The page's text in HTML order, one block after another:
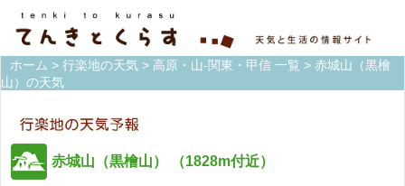
ホーム > 行楽地の天気 > 高原・山-関東・甲信 一覧 > 赤城山（黒檜
山）の天気
赤城山（黒檜山） （1828m付近）